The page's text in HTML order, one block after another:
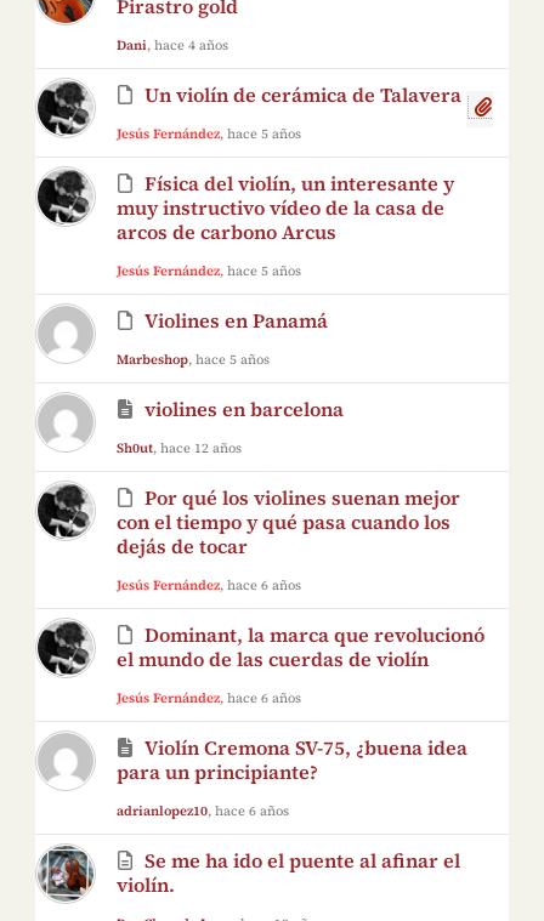
Pirastro gold
Dani, hace 4 años
Un violín de cerámica de Talavera
Jesús Fernández, hace 5 años
Física del violín, un interesante y
muy instructivo vídeo de la casa de
arcos de carbono Arcus
Jesús Fernández, hace 5 años
Violines en Panamá
Marbeshop, hace 5 años
violines en barcelona
Sh0ut, hace 12 años
Por qué los violines suenan mejor
con el tiempo y qué pasa cuando los
dejás de tocar
Jesús Fernández, hace 6 años
Dominant, la marca que revolucionó
el mundo de las cuerdas de violín
Jesús Fernández, hace 6 años
Violín Cremona SV-75, ¿buena idea
para un principiante?
adrianlopez10, hace 6 años
Se me ha ido el puente al afinar el
violín.